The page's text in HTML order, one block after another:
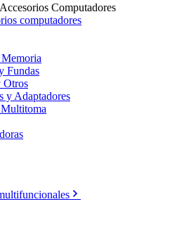
Accesorios Computadores
computadores
Fundas
Otros
y Adaptadores